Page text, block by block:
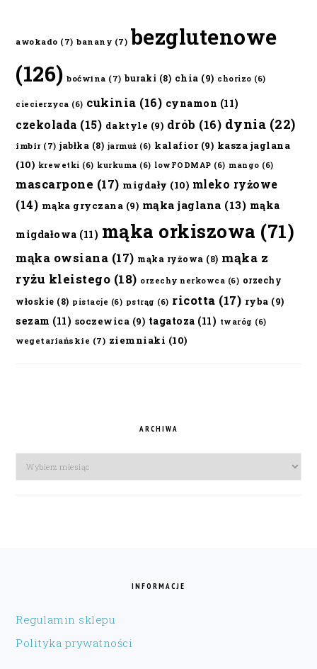
awokado (7) banany (7) bezglutenowe
(126) boćwina (7) buraki (8) chia (9) chorizo (6)
ciecierzyca (6) cukinia (16) cynamon (11)
czekolada (15) daktyle (9) drób (16) dynia (22)
imbir (7) jabłka (8) jarmuż (6) kalafior(9) kasza jaglana
(10) krewetki (6) kurkuma (6) lowFODMAP (6) mango (6)
mascarpone (17) migdały (10) mleko ryżowe
(14) mąka gryczana (9) mąka jaglana (13) mąka
migdałowa (11) mąka orkiszowa (71)
mąka owsiana (17) mąka ryżowa (8) mąka z
ryżu kleistego (18) orzechy nerkowca (6) orzechy
włoskie (8) pistacje (6) pstrąg (6) ricotta (17) ryba (9)
sezam (11) soczewica (9) tagatoza (11) twaróg (6)
wegetariańskie (7) ziemniaki (10)
ARCHIWA
Archiwa
INFORMACJE
Regulamin sklepu
Polityka prywatności